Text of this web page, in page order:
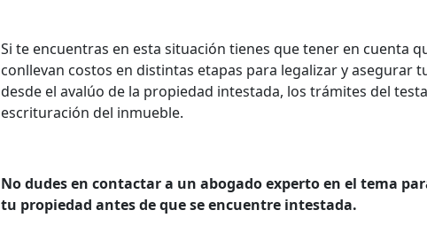
Si te encuentras en esta situación tienes que tener en cuenta
conllevan costos en distintas etapas para legalizar y asegurar
desde el avalúo de la propiedad intestada, los trámites del
escrituración del inmueble.
No dudes en contactar a un abogado experto en el tema
tu propiedad antes de que se encuentre intestada.